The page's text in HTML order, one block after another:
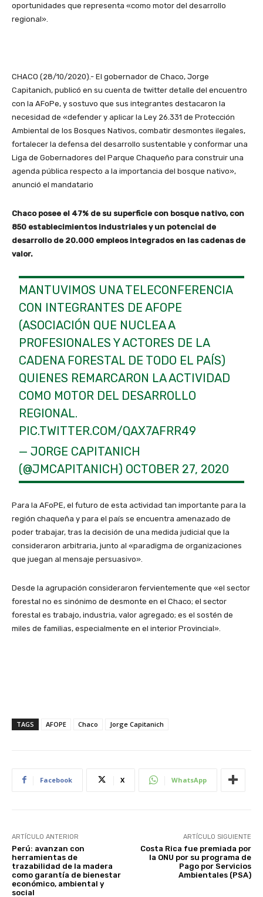
oportunidades que representa «como motor del desarrollo
regional».
CHACO (28/10/2020).- El gobernador de Chaco, Jorge
Capitanich, publicó en su cuenta de twitter detalle del encuentro
con la AFoPe, y sostuvo que sus integrantes destacaron la
necesidad de «defender y aplicar la Ley 26.331 de Protección
Ambiental de los Bosques Nativos, combatir desmontes ilegales,
fortalecer la defensa del desarrollo sustentable y conformar una
Liga de Gobernadores del Parque Chaqueño para construir una
agenda pública respecto a la importancia del bosque nativo»,
anunció el mandatario
Chaco posee el 47% de su superficie con bosque nativo, con
850 establecimientos industriales y un potencial de
desarrollo de 20.000 empleos integrados en las cadenas de
valor.
MANTUVIMOS UNA TELECONFERENCIA
CON INTEGRANTES DE AFOPE
(ASOCIACIÓN QUE NUCLEA A
PROFESIONALES Y ACTORES DE LA
CADENA FORESTAL DE TODO EL PAÍS)
QUIENES REMARCARON LA ACTIVIDAD
COMO MOTOR DEL DESARROLLO
REGIONAL.
PIC.TWITTER.COM/QAX7AFRR49
— JORGE CAPITANICH
(@JMCAPITANICH) OCTOBER 27, 2020
Para la AFoPE, el futuro de esta actividad tan importante para la
región chaqueña y para el país se encuentra amenazado de
poder trabajar, tras la decisión de una medida judicial que la
consideraron arbitraria, junto al «paradigma de organizaciones
que juegan al mensaje persuasivo».
Desde la agrupación consideraron fervientemente que «el sector
forestal no es sinónimo de desmonte en el Chaco; el sector
forestal es trabajo, industria, valor agregado; es el sostén de
miles de familias, especialmente en el interior Provincial».
TAGS AFOPE Chaco Jorge Capitanich
Facebook X WhatsApp
ARTÍCULO ANTERIOR
Perú: avanzan con
herramientas de
trazabilidad de la madera
como garantía de bienestar
económico, ambiental y
social
ARTÍCULO SIGUIENTE
Costa Rica fue premiada por
la ONU por su programa de
Pago por Servicios
Ambientales (PSA)